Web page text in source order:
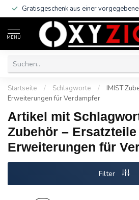
Gratisgeschenk aus einer
MENU
Startseite / Schlagworte /
IMIST
Erweiterungen für Verdampfer
Artikel mit
Zubehör –
Erweiterungen für
Filter